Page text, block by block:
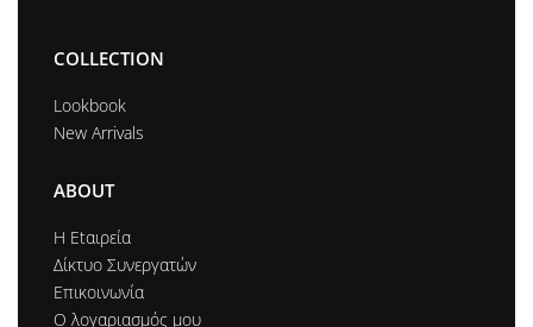
COLLECTION
Lookbook
New Arrivals
ABOUT
Η Εtαιρεία
Δίκτυο Συνεργατών
Επικοινωνία
Ο λογαριασμός μου